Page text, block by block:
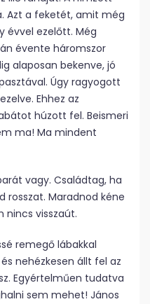
Azt a feketét, amit még
évvel ezelőtt. Még
évente háromszor
alaposan bekenve, jó
Úgy ragyogott
Ehhez az
húzott fel. Beismeri
ma! Ma mindent
vagy. Családtag, ha
rosszat. Maradnod kéne
nincs visszaút.
remegő lábakkal
nehézkesen állt fel az
Egyértelműen tudatva
sem mehet! János